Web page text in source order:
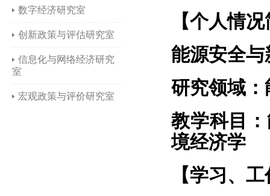
数字经济研究室
创新政策与评估研究室
信息化与网络经济研究
室
宏观政策与评价研究室
【个人情
能源安全
研究领域
教学科目
境经济学
【学习、